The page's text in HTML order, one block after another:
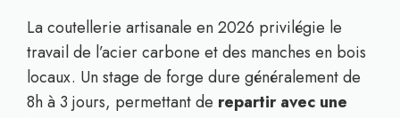
La coutellerie artisanale en 2026 privilégie le
travail de l’acier carbone et des manches en bois
locaux. Un stage de forge dure généralement de
8h à 3 jours, permettant de repartir avec une